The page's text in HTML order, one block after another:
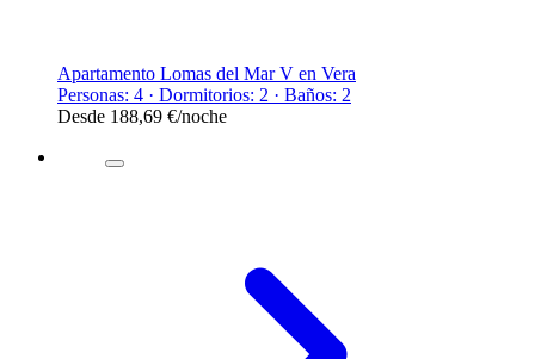
Apartamento Lomas del Mar V en Vera
Personas: 4 · Dormitorios: 2 · Baños: 2
Desde 188,69 €/noche